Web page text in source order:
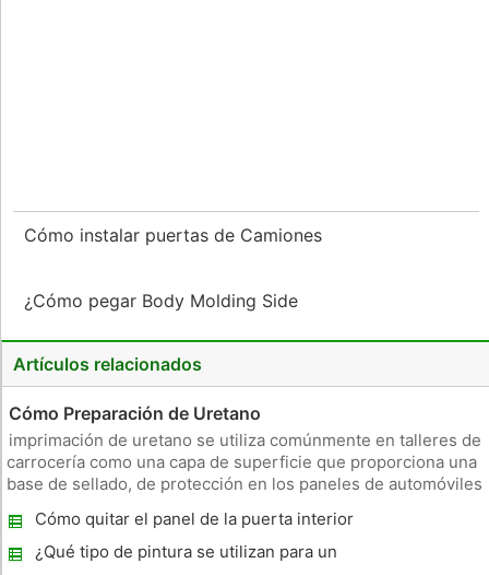
Cómo instalar puertas de Camiones
¿Cómo pegar Body Molding Side
Artículos relacionados
Cómo Preparación de Uretano
imprimación de uretano se utiliza comúnmente en talleres de
carrocería como una capa de superficie que proporciona una
base de sellado, de protección en los paneles de automóviles
es superior a las alternativas de imprimación y laca crea ac
Cómo quitar el panel de la puerta interior
en un 2006 Ford F- 250
¿Qué tipo de pintura se utilizan para un